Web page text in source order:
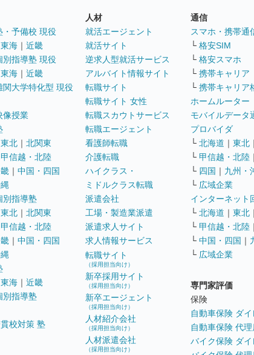
・予備校 現役
東海 ｜ 近畿
別指導塾 現役
東海 ｜ 近畿
関大学特化型 現役
像授業
東北 ｜ 北関東
甲信越・北陸
｜ 中国・四国
別指導塾
東北 ｜ 北関東
甲信越・北陸
｜ 中国・四国
東海 ｜ 近畿
別指導塾
校対策 塾
人材
就活エージェント
就活サイト
逆求人型就活サービス
アルバイト情報サイト
転職サイト
転職サイト 女性
転職スカウトサービス
転職エージェント
看護師転職
介護転職
ハイクラス・
ミドルクラス転職
派遣会社
工場・製造業派遣
派遣求人サイト
求人情報サービス
転職サイト
（採用担当向け）
新卒採用サイト
（採用担当向け）
新卒エージェント
（採用担当向け）
人材紹介会社
（採用担当向け）
人材派遣会社
（採用担当向け）
通信
スマホ・携帯通
└ 格安SIM
└ 格安スマホ
└ 携帯キャリア
└ 携帯キャリア
ホームルーター
モバイルデータ
プロバイダ
└ 北海道 ｜ 東北 ｜
└ 甲信越・北陸 ｜
└ 四国 ｜ 九州・
└ 広域企業
インターネット
└ 北海道 ｜ 東北 ｜
└ 甲信越・北陸 ｜
└ 中国・四国 ｜
└ 広域企業
専門家評価
保険
自動車保険 ダ
自動車保険 代理
バイク保険 ダイ